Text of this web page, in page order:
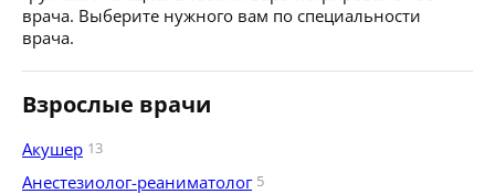
врача. Выберите нужного вам по специальности
врача.
Взрослые врачи
Акушер 13
Анестезиолог-реаниматолог 5